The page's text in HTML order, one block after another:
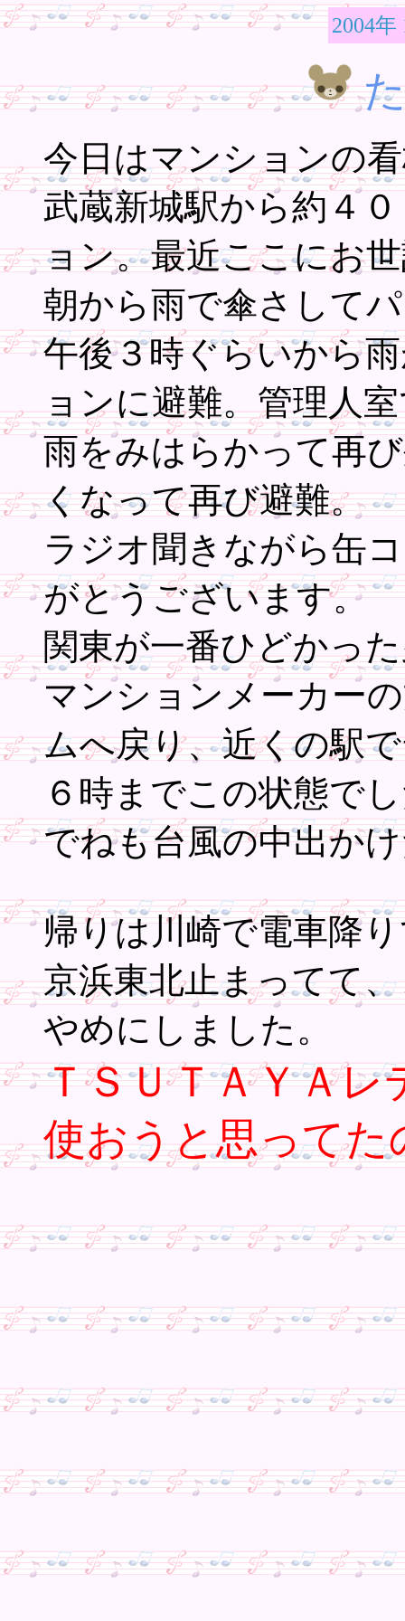
2004年
今日はマンションの
武蔵新城駅から約４
ョン。最近ここにお
朝から雨で傘さして
午後３時ぐらいから
ョンに避難。管理人
雨をみはらかって再
くなって再び避難。
ラジオ聞きながら缶
がとうございます。
関東が一番ひどかっ
マンションメーカー
ムへ戻り、近くの駅
６時までこの状態で
でねも台風の中出か
帰りは川崎で電車降
京浜東北止まってて
やめにしました。
ＴＳＵＴＡＹＡレ
使おうと思ってた